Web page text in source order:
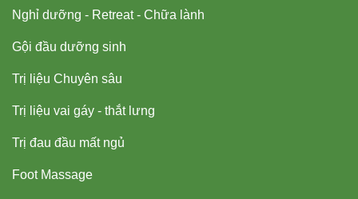
Nghỉ dưỡng - Retreat - Chữa lành
Gội đầu dưỡng sinh
Trị liệu Chuyên sâu
Trị liệu vai gáy - thắt lưng
Trị đau đầu mất ngủ
Foot Massage